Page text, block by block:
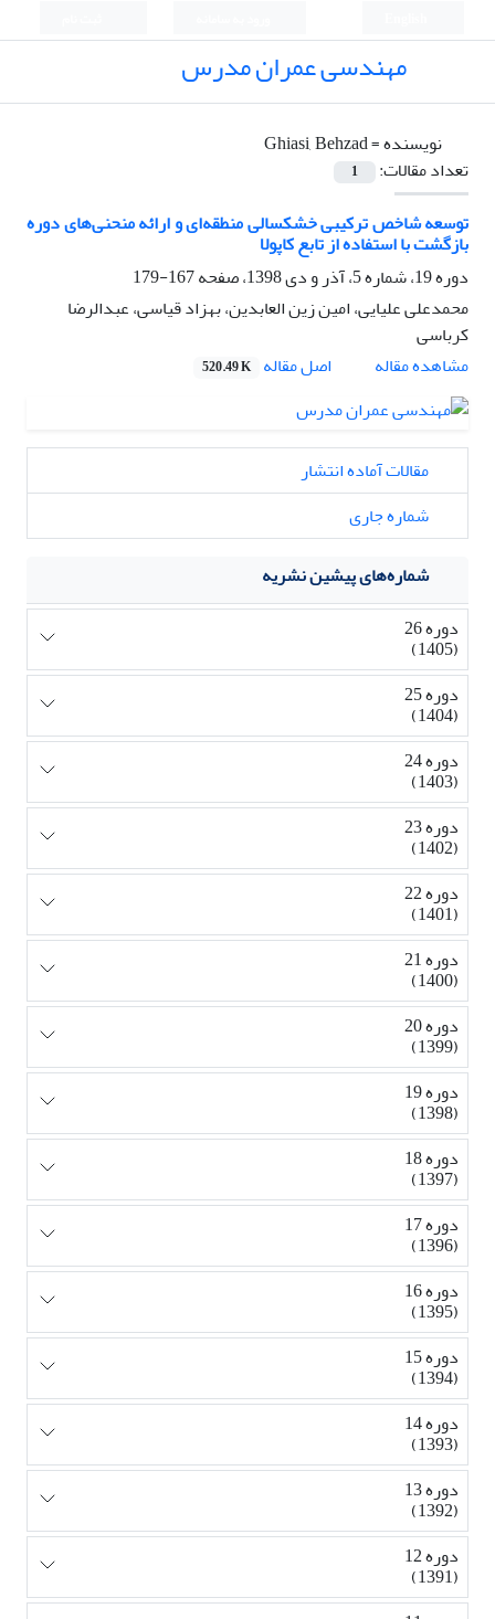
مهندسی عمران مدرس
نویسنده =Ghiasi, Behzad
تعداد مقالات:
1
توسعه شاخص ترکیبی خشکسالی منطقه‌ای و ارائه منحنی‌های دوره
بازگشت با استفاده از تابع کاپولا
دوره 19، شماره 5، آذر و دی 1398، صفحه
167-179
محمدعلی علیایی، امین زین العابدین، بهزاد قیاسی، عبدالرضا
کرباسی
مشاهده مقاله
اصل مقاله 520.49 K
مقالات آماده انتشار
شماره جاری
شماره‌های پیشین نشریه
دوره 26
(1405)
دوره 25
(1404)
دوره 24
(1403)
دوره 23
(1402)
دوره 22
(1401)
دوره 21
(1400)
دوره 20
(1399)
دوره 19
(1398)
دوره 18
(1397)
دوره 17
(1396)
دوره 16
(1395)
دوره 15
(1394)
دوره 14
(1393)
دوره 13
(1392)
دوره 12
(1391)